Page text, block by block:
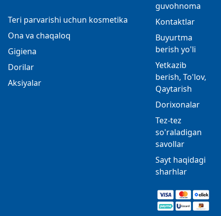
Teri parvarishi uchun kosmetika
Ona va chaqaloq
Gigiena
Dorilar
Aksiyalar
guvohnoma
Kontaktlar
Buyurtma
berish yo'li
Yetkazib
berish, To'lov,
Qaytarish
Dorixonalar
Tez-tez
so'raladigan
savollar
Sayt haqidagi
sharhlar